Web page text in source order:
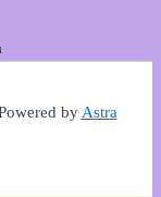
byAstra